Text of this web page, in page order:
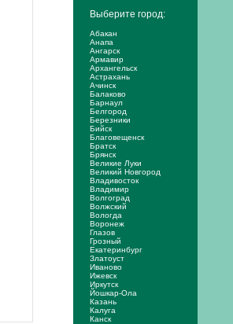
Выберите город:
Абакан
Анапа
Ангарск
Армавир
Архангельск
Астрахань
Ачинск
Балаково
Барнаул
Белгород
Березники
Бийск
Благовещенск
Братск
Брянск
Великие Луки
Великий Новгород
Владивосток
Владимир
Волгоград
Волжский
Вологда
Воронеж
Глазов
Грозный
Екатеринбург
Златоуст
Иваново
Ижевск
Иркутск
Йошкар-Ола
Казань
Калуга
Канск